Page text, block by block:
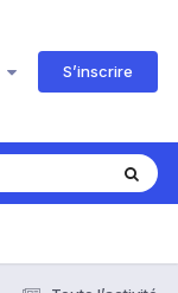
S’inscrire